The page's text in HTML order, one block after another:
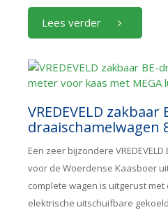
Lees verder
VREDEVELD zakbaar
draaischamelwagen
Een zeer bijzondere
voor de Woerdense Kaasboer
complete wagen is uitgerust
elektrische uitschuifbare